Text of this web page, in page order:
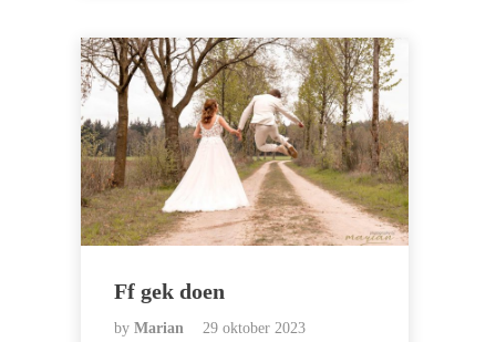
Ff gek doen
by Marian 29 oktober 2023